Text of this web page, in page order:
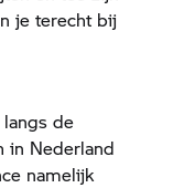
je terecht bij
de
in Nederland
namelijk